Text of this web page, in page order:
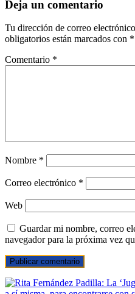
Deja un comentario
Tu dirección de correo
obligatorios están marcados con *
Comentario *
Nombre *
Correo electrónico *
Web
Guardar mi nombre, correo
navegador para la próxima vez